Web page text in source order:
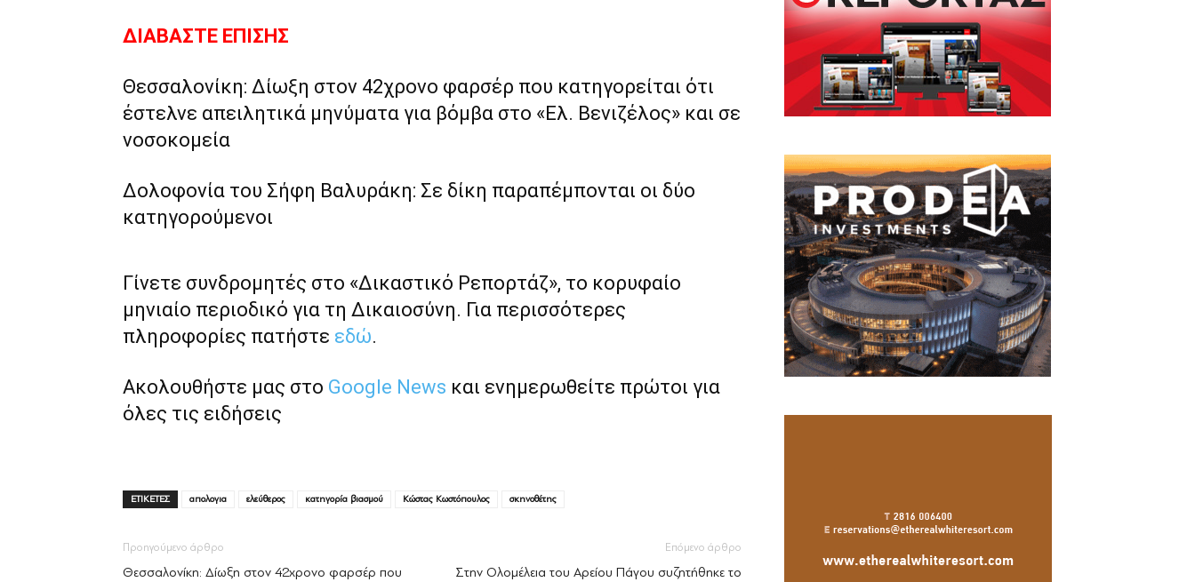
ΔΙΑΒΑΣΤΕ ΕΠΙΣΗΣ
Θεσσαλονίκη: Δίωξη στον 42χρονο φαρσέρ που κατηγορείται ότι
έστελνε απειλητικά μηνύματα για βόμβα στο «Ελ. Βενιζέλος» και σε
νοσοκομεία
Δολοφονία του Σήφη Βαλυράκη: Σε δίκη παραπέμπονται οι δύο
κατηγορούμενοι
Γίνετε συνδρομητές στο «Δικαστικό Ρεπορτάζ», το κορυφαίο
μηνιαίο περιοδικό για τη Δικαιοσύνη. Για περισσότερες
πληροφορίες πατήστε εδώ.
Ακολουθήστε μας στο Google News και ενημερωθείτε πρώτοι για
όλες τις ειδήσεις
ΕΤΙΚΕΤΕΣ απολογια ελεύθερος κατηγορία βιασμού Κώστας Κωστόπουλος σκηνοθέτης
Προηγούμενο άρθρο
Θεσσαλονίκη: Δίωξη στον 42χρονο φαρσέρ που
Επόμενο άρθρο
Στην Ολομέλεια του Αρείου Πάγου συζητήθηκε το